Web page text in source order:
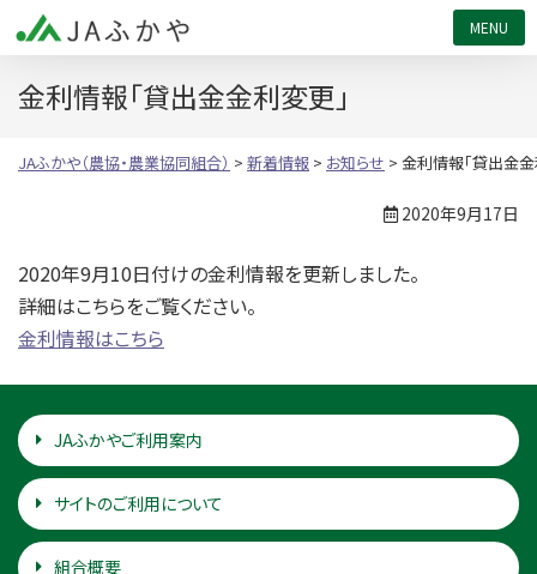
金利情報「貸出金金利変更」
JAふかや（農協・農業協同組合） > 新着情報 > お知らせ > 金利情報「貸出金金
2020年9月17日
2020年9月10日付けの金利情報を更新しました。
詳細はこちらをご覧ください。
金利情報はこちら
JAふかやご利用案内
サイトのご利用について
組合概要